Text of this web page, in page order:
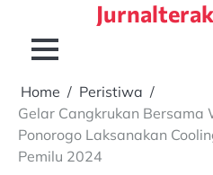
content
Home
Peristiwa
Gelar Cangkrukan Bersama
Ponorogo Laksanakan
Pemilu 2024